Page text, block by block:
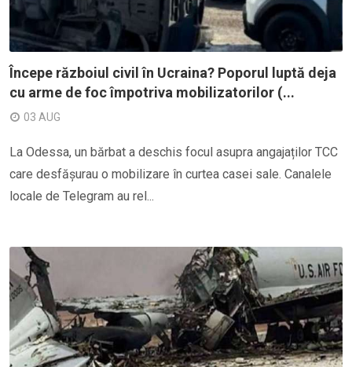
Începe războiul civil în Ucraina? Poporul luptă deja
cu arme de foc împotriva mobilizatorilor (...
03 AUG
La Odessa, un bărbat a deschis focul asupra angajaților TCC
care desfășurau o mobilizare în curtea casei sale. Canalele
locale de Telegram au rel...